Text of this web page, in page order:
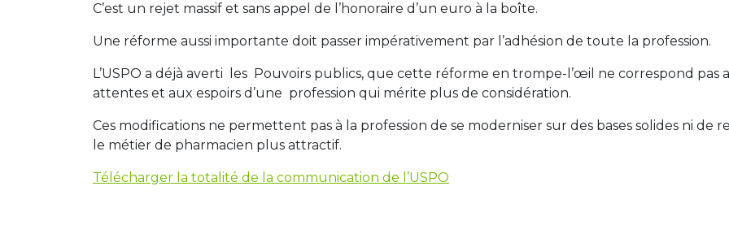
C’est un rejet massif et sans appel de l’honoraire d’un euro à la boîte.
Une réforme aussi importante doit passer impérativement par l’adhésion de toute la profession.
L’USPO a déjà averti les Pouvoirs publics, que cette réforme en trompe-l’œil ne correspond pas
attentes et aux espoirs d’une profession qui mérite plus de considération.
Ces modifications ne permettent pas à la profession de se moderniser sur des bases solides ni de
le métier de pharmacien plus attractif.
Télécharger la totalité de la communication de l’USPO